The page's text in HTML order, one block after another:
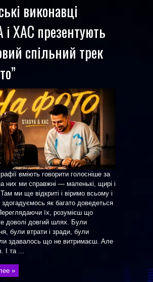
виконавці
і XAC презентують
спільний трек
вміють говорити голосніше за
них ми справжні — маленькі, щирі і
ми ще відкриті і віримо всьому і
як багато доведеться
їх, розумієш що
доволі довгий шлях. Були
були втрати і зради, були
здавалось що не витримаєш. Але
І та ...
»